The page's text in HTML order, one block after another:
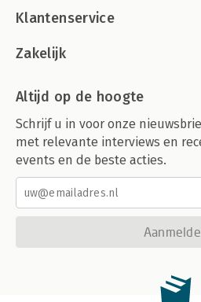
Klantenservice
Zakelijk
Altijd op de hoogte
Schrijf u in voor onze
met relevante interviews en
events en de beste acties.